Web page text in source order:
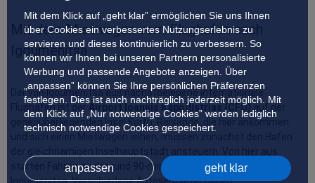
Mit dem Klick auf „geht klar” ermöglichen Sie uns Ihnen
über Cookies ein verbessertes Nutzungserlebnis zu
servieren und dieses kontinuierlich zu verbessern. So
können wir Ihnen bei unseren Partnern personalisierte
Werbung und passende Angebote anzeigen. Über
„anpassen” können Sie Ihre persönlichen Präferenzen
festlegen. Dies ist auch nachträglich jederzeit möglich. Mit
dem Klick auf „Nur notwendige Cookies” werden lediglich
technisch notwendige Cookies gespeichert.
anpassen geht klar
Mit dem Mietwagen vom Flughafen nach
Igoumenitsa
Der von Igoumenitsa aus nächstgelegene internationale
Flughafen ist der
Airport Ioannis Kapodistrias (CFU)
gegenüberliegenden Insel Korfu. Reisende, die hier ankommen
und sich einen Mietwagen leihen, müssen zunächst den Hafen
starten Fähren zu der rund 90-minütige Überfahrt nach